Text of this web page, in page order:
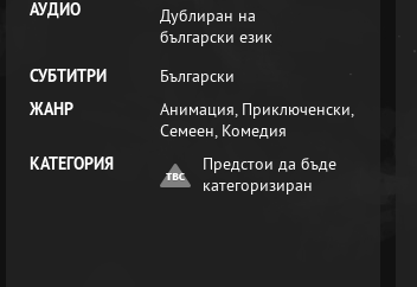
АУДИО
Дублиран на
български език
СУБТИТРИ
Български
ЖАНР
Анимация, Приключенски,
Семеен, Комедия
КАТЕГОРИЯ
Предстои да бъде
категоризиран